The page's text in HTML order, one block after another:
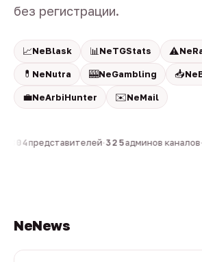
без регистрации.
📈NeBlask 📊 NeTGStats ⚠️
💊 NeNutra 🎰NeGambling 📥
💼NeArbiHunter ✉️NeMail
804представителей·325админов каналов·
NeNews